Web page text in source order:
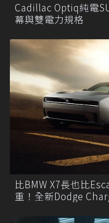
Cadillac Optiq純電
幕與雙電力規格
比BMW X7長也比
重！全新Dodge